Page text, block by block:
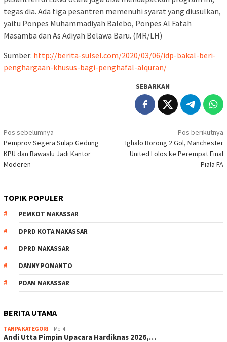
tegas dia. Ada tiga pesantren memenuhi syarat yang diusulkan,
yaitu Ponpes Muhammadiyah Balebo, Ponpes Al Fatah
Masamba dan As Adiyah Belawa Baru. (MR/LH)
Sumber: http://berita-sulsel.com/2020/03/06/idp-bakal-beri-
penghargaan-khusus-bagi-penghafal-alquran/
SEBARKAN
Navigasi
pos
Pos sebelumnya
Pemprov Segera Sulap Gedung
KPU dan Bawaslu Jadi Kantor
Moderen
Pos berikutnya
Ighalo Borong 2 Gol, Manchester
United Lolos ke Perempat Final
Piala FA
TOPIK POPULER
PEMKOT MAKASSAR
DPRD KOTA MAKASSAR
DPRD MAKASSAR
DANNY POMANTO
PDAM MAKASSAR
BERITA UTAMA
TANPA KATEGORI Mei 4
Andi Utta Pimpin Upacara Hardiknas 2026,…